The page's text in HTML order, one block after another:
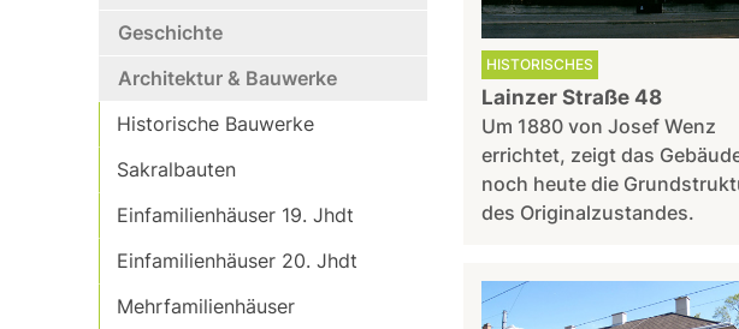
Geschichte
Architektur & Bauwerke
Historische Bauwerke
Sakralbauten
Einfamilienhäuser 19. Jhdt
Einfamilienhäuser 20. Jhdt
Mehrfamilienhäuser
HISTORISCHES
Lainzer Straße 48
Um 1880 von Josef Wenz
errichtet, zeigt das
noch heute die
des Originalzustandes.